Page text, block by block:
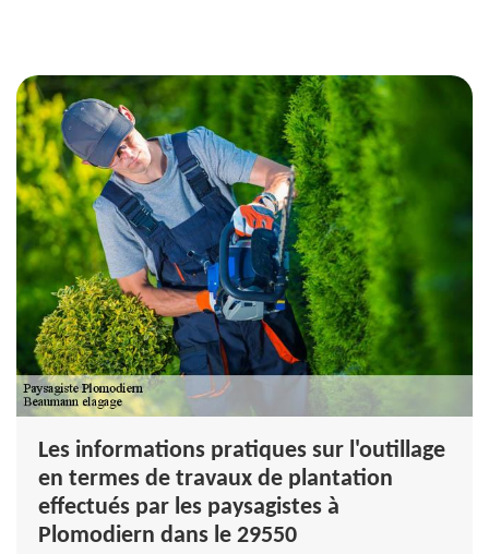
Les informations pratiques sur l'outillage
en termes de travaux de plantation
effectués par les paysagistes à
Plomodiern dans le 29550